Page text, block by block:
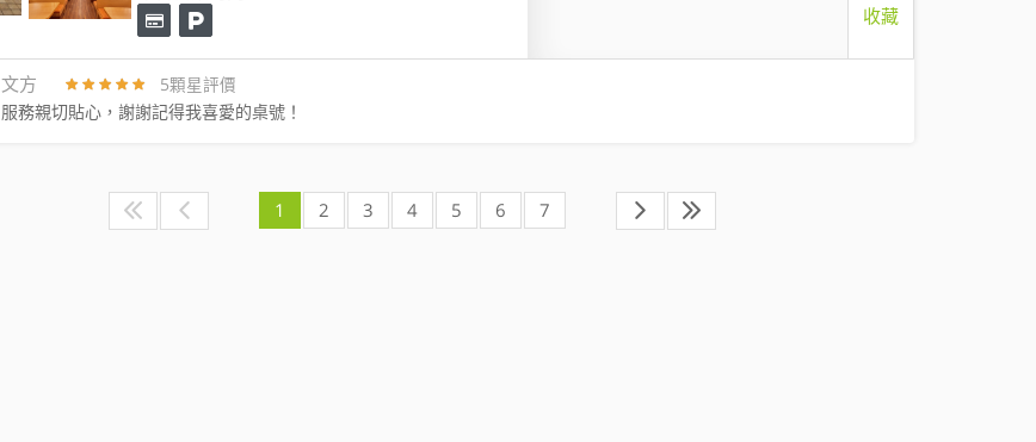
收藏
文方 5顆星評價
服務親切貼心，謝謝記得我喜愛的桌號！
1 2 3 4 5 6 7